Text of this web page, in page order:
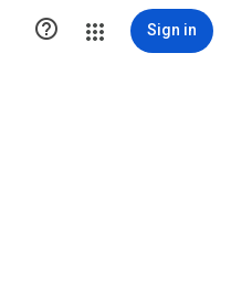
 Sign in